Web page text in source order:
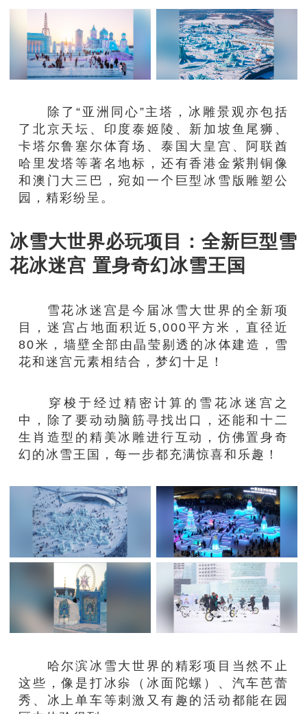
除了“亚洲同心”主塔，冰雕景观亦包括
了北京天坛、印度泰姬陵、新加坡鱼尾狮、
卡塔尔鲁塞尔体育场、泰国大皇宫、阿联酋
哈里发塔等著名地标，还有香港金紫荆铜像
和澳门大三巴，宛如一个巨型冰雪版雕塑公
园，精彩纷呈。
冰雪大世界必玩项目：全新巨型雪
花冰迷宫 置身奇幻冰雪王国
雪花冰迷宫是今届冰雪大世界的全新项
目，迷宫占地面积近5,000平方米，直径近
80米，墙壁全部由晶莹剔透的冰体建造，雪
花和迷宫元素相结合，梦幻十足！
穿梭于经过精密计算的雪花冰迷宫之
中，除了要动动脑筋寻找出口，还能和十二
生肖造型的精美冰雕进行互动，仿佛置身奇
幻的冰雪王国，每一步都充满惊喜和乐趣！
哈尔滨冰雪大世界的精彩项目当然不止
这些，像是打冰尜（冰面陀螺）、汽车芭蕾
秀、冰上单车等刺激又有趣的活动都能在园